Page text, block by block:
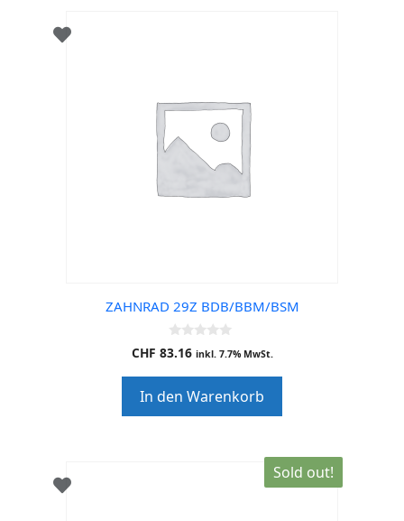
ZAHNRAD 29Z BDB/BBM/BSM
0
o
o
f
5
CHF 83.16 inkl. 7.7% MwSt.
In den Warenkorb
Sold out!